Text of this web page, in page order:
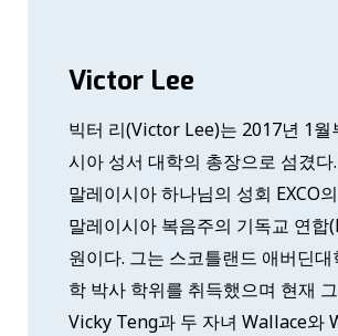
Victor Lee
빅터 리(Victor Lee)는 2017년 1월
시아 성서 대학의 총장으로 섬겼
말레이시아 하나님의 성회 EXCO
말레이시아 복음주의 기독교 연합
원이다. 그는 스코틀랜드 애버딘대
학 박사 학위를 취득했으며 현재
Vicky Teng과 두 자녀 Wallace와